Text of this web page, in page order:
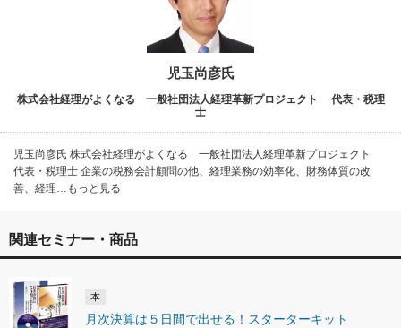
児玉尚彦氏
株式会社経理がよくなる 一般社団法人経理革新プロジェクト 代表・税理
士
児玉尚彦氏 株式会社経理がよくなる 一般社団法人経理革新プロジェクト
代表・税理士 企業の税務会計顧問の他、経理業務の効率化、財務体質の改
善、経理…もっと見る
関連セミナー・商品
本
月次決算は５日間で出せる！スターターキット